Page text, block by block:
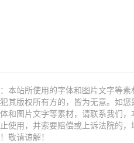
本站所使用的字体和图片文字等
其版权所有方的，皆为无意。如
和图片文字等素材，请联系我们
使用，并索要赔偿或上诉法院的
敬请谅解！